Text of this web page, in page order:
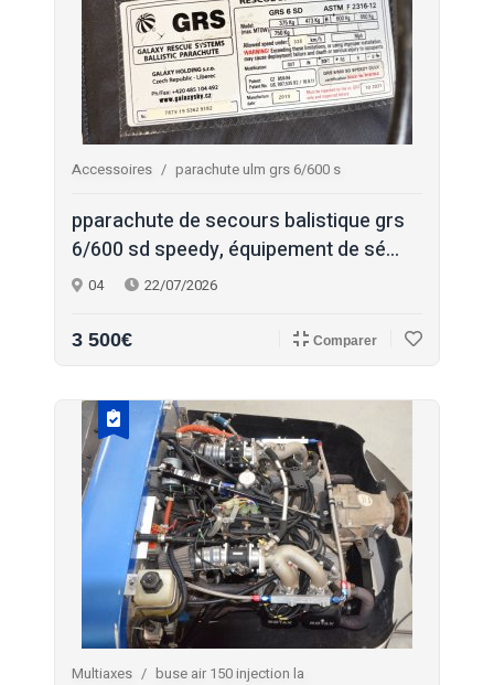
Accessoires parachute ulm grs 6/600 s
pparachute de secours balistique grs
6/600 sd speedy, équipement de sé...
04 22/07/2026
3 500€ Comparer
Multiaxes buse air 150 injection la